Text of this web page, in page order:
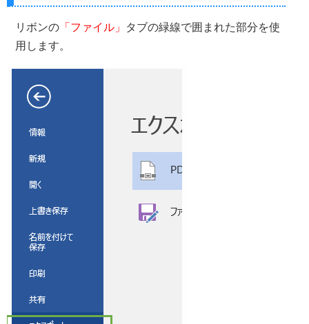
リボンの 「ファイル」
タブの緑線で囲まれた部分を使
用します。